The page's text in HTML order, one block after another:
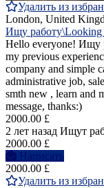
Удалить из
London, United
Ищу работу\Looking
Hello everyone! Ищу
my previous
company and simple
administrative job,
smth new , learn and
message, thanks:)
2000.00 £
2 лет назад Ищут
2000.00 £
Написать
2000.00 £
Удалить из